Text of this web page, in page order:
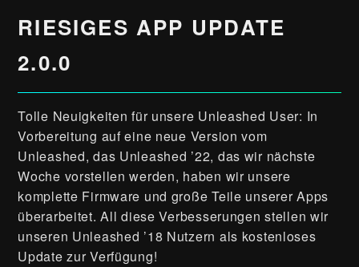
RIESIGES APP UPDATE
2.0.0
Tolle Neuigkeiten für unsere Unleashed User: In
Vorbereitung auf eine neue Version vom
Unleashed, das Unleashed ’22, das wir nächste
Woche vorstellen werden, haben wir unsere
komplette Firmware und große Teile unserer Apps
überarbeitet. All diese Verbesserungen stellen wir
unseren Unleashed ’18 Nutzern als kostenloses
Update zur Verfügung!